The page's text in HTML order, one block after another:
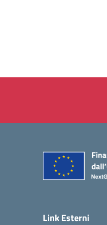
Link Esterni